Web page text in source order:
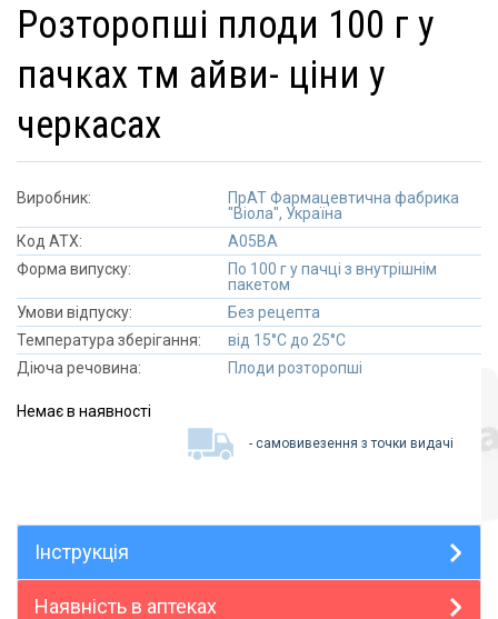
розторопші плоди 100 г у
пачках тм айви- ціни у
черкасах
Виробник:
ПрАТ Фармацевтична фабрика
"Віола", Україна
Код АТХ:
A05BA
Форма випуску:
По 100 г у пачці з внутрішнім
пакетом
Умови відпуску:
Без рецепта
Температура зберігання:
від 15°C до 25°C
Діюча речовина:
Плоди розторопші
Немає в наявності
- самовивезення з точки видачі
Інструкція
Наявність в аптеках